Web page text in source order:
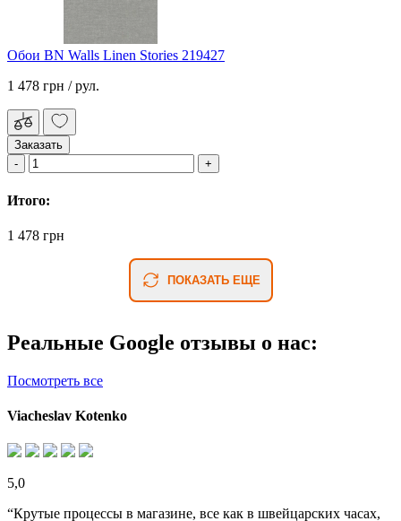
Обои BN Walls Linen Stories 219427
1 478 грн / рул.
Заказать
Итого:
1 478 грн
ПОКАЗАТЬ ЕЩЕ
Реальные Google отзывы о нас:
Посмотреть все
Viacheslav Kotenko
5,0
“Крутые процессы в магазине, все как в швейцарских часах,